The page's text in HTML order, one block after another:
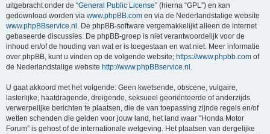
uitgebracht onder de “General Public License” (hierna “GPL”) en kan
gedownload worden via www.phpBB.com en via de Nederlandstalige website
www.phpBBservice.nl . De phpBB-software vergemakkelijkt alleen de internet
gebaseerde discussies. De phpBB-groep is niet verantwoordelijk voor de
inhoud en/of de houding van wat er is toegestaan en wat niet. Meer informatie
over phpBB, kunt u vinden op de volgende website; https://www.phpbb.com of
de Nederlandstalige website http://www.phpBBservice.nl .
U gaat akkoord met het volgende: Geen kwetsende, obscene, vulgaire,
lasterlijke, haatdragende, dreigende, seksueel georiënteerde of anderzijds
verwerpelijke berichten te plaatsen, die de van toepassing zijnde regels en/of
wetten schenden die gelden voor jouw land, het land waar “Honda Motor
Forum” is gehost of de internationale wetgeving. Het plaatsen van dergelijke